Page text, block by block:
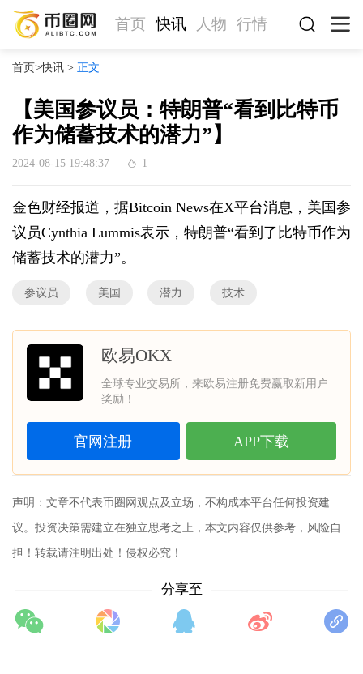
首页 快讯 人物 行情
首页>快讯> 正文
【美国参议员：特朗普“看到比特币
作为储蓄技术的潜力”】
2024-08-15 19:48:37 1
金色财经报道，据Bitcoin News在X平台消息，美国参
议员Cynthia Lummis表示，特朗普“看到了比特币作为
储蓄技术的潜力”。
参议员 美国 潜力 技术
欧易OKX
全球专业交易所，来欧易注册免费赢取新用户
奖励！
官网注册 APP下载
声明：文章不代表币圈网观点及立场，不构成本平台任何投资建
议。投资决策需建立在独立思考之上，本文内容仅供参考，风险自
担！转载请注明出处！侵权必究！
分享至